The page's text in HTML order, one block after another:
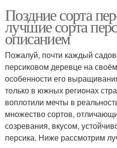
Поздние сорта
лучшие сорта
описанием
Пожалуй, почти каждый
персиковом деревце на
особенности его
только в южных регионах
воплотили мечты в
множество сортов,
созревания, вкусом,
персика. Ниже рассмотрим